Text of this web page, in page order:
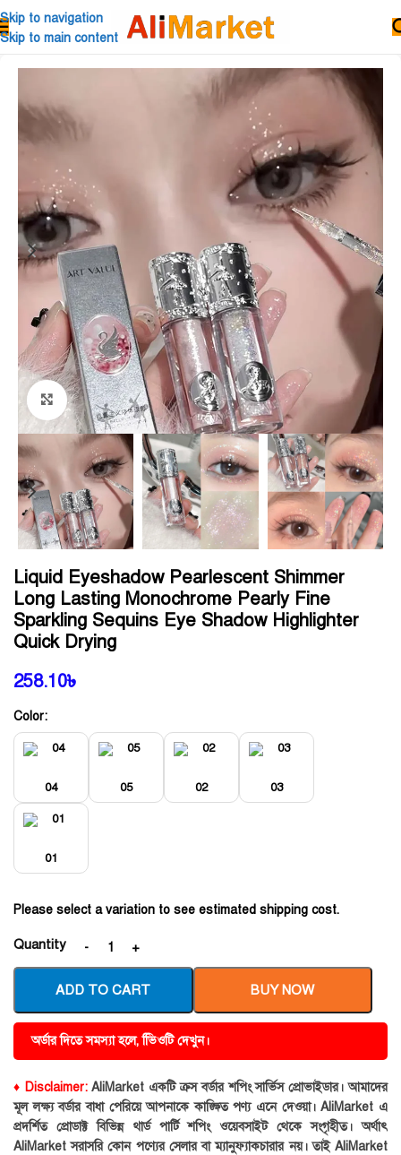
Skip to navigation
Skip to main content
Click to enlarge
Liquid Eyeshadow Pearlescent Shimmer
Long Lasting Monochrome Pearly Fine
Sparkling Sequins Eye Shadow Highlighter
Quick Drying
258.10৳
Color:
04 05 02 03
01
Please select a variation to see estimated shipping cost.
Quantity
ADD TO CART BUY NOW
অর্ডার দিতে সমস্যা হলে, ভিিওটি দেখুন।
♦ Disclaimer:AliMarket একটি ক্রস বর্ডার শপিং সার্ভিস প্রোভাইডার। আমাদের
মূল লক্ষ্য বর্ডার বাধা পেরিয়ে আপনাকে কাঙ্ক্ষিত পণ্য এনে দেওয়া। AliMarket এ
প্রদর্শিত প্রোডাক্ট বিভিন্ন থার্ড পার্টি শপিং ওয়েবসাইট থেকে সংগৃহীত। অর্থাৎ
AliMarket সরাসরি কোন পণ্যের সেলার বা ম্যানুফ্যাকচারার নয়। তাই AliMarket